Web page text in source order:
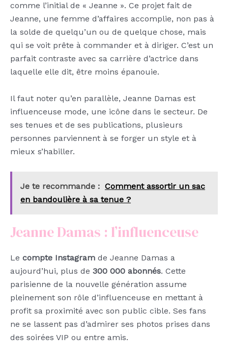
comme l’initial de « Jeanne ». Ce projet fait de
Jeanne, une femme d’affaires accomplie, non pas à
la solde de quelqu’un ou de quelque chose, mais
qui se voit prête à commander et à diriger. C’est un
parfait contraste avec sa carrière d’actrice dans
laquelle elle dit, être moins épanouie.
Il faut noter qu’en parallèle, Jeanne Damas est
influenceuse mode, une icône dans le secteur. De
ses tenues et de ses publications, plusieurs
personnes parviennent à se forger un style et à
mieux s’habiller.
Je te recommande : Comment assortir un sac
en bandoulière à sa tenue ?
Jeanne Damas : l’influenceuse
Le compte Instagram de Jeanne Damas a
aujourd’hui, plus de 300 000 abonnés. Cette
parisienne de la nouvelle génération assume
pleinement son rôle d’influenceuse en mettant à
profit sa proximité avec son public cible. Ses fans
ne se lassent pas d’admirer ses photos prises dans
des soirées VIP ou entre amis.